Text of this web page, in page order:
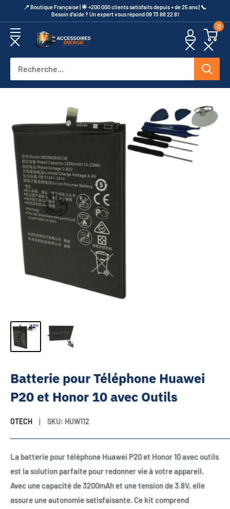
au
contenu
​📍​ Boutique Française | 🌟 +200 000 clients satisfaits depuis + de 25 ans | 📞​
Besoin d’aide ? Un expert vous répond 09 73 88 22 81
Accessoires
0
Batterie pour Téléphone Huawei
P20 et Honor 10 avec Outils
OTECH SKU: HUW112
La batterie pour téléphone Huawei P20 et Honor 10 avec outils
est la solution parfaite pour redonner vie à votre appareil.
Avec une capacité de 3200mAh et une tension de 3.8V, elle
assure une autonomie satisfaisante. Ce kit comprend